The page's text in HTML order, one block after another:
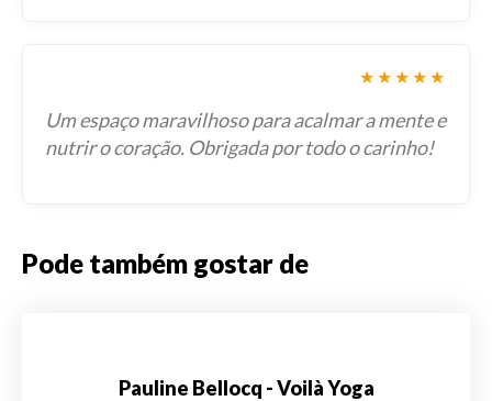
★★★★★
Um espaço maravilhoso para acalmar a mente e
nutrir o coração. Obrigada por todo o carinho!
Pode também gostar de
Pauline Bellocq - Voilà Yoga